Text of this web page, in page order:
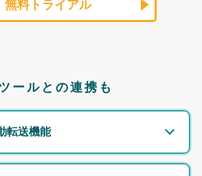
無料トライアル
ールとの連携も
転送機能